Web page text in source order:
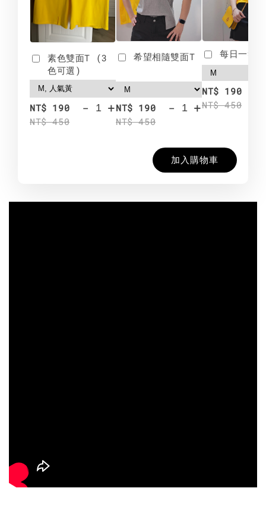
素色雙面T (3
色可選)
NT$ 190
NT$ 450
- +
希望相隨雙面T
NT$ 190
NT$ 450
- +
每日一笑
NT$ 190
NT$ 450
加入購物車